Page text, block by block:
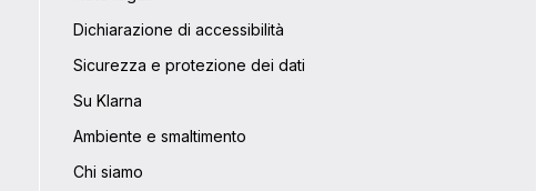
Dichiarazione di accessibilità
Sicurezza e protezione dei dati
Su Klarna
Ambiente e smaltimento
Chi siamo